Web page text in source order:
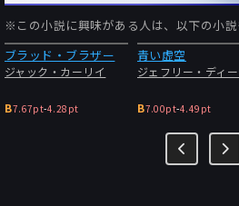
※この小説に興味がある人は、以下の小説
ブラッド・ブラザー
ジャック・カーリイ
B7.67pt-4.28pt
青い虚空
B7.00pt-4.49pt